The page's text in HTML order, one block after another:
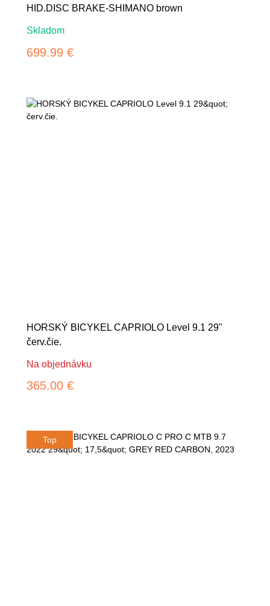
HID.DISC BRAKE-SHIMANO brown
Skladom
699.99 €
HORSKÝ BICYKEL CAPRIOLO Level 9.1 29"
červ.čie.
Na objednávku
365.00 €